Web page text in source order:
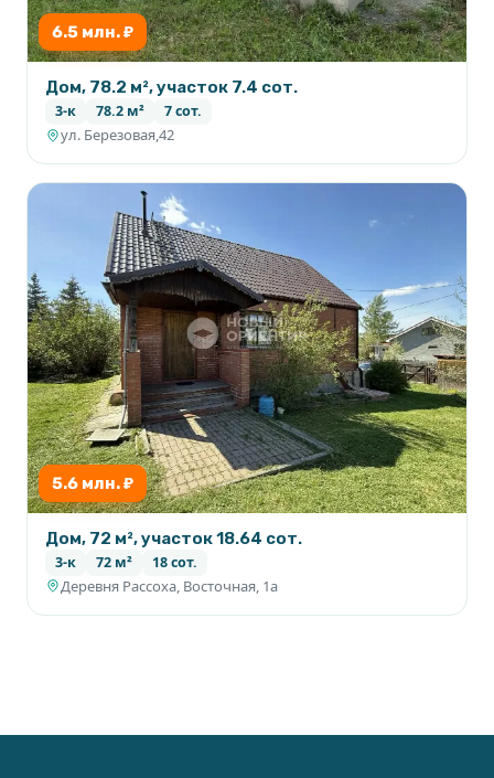
6.5 млн. ₽
Дом, 78.2 м², участок 7.4 сот.
3-к 78.2 м² 7 сот.
ул. Березовая,42
5.6 млн. ₽
Дом, 72 м², участок 18.64 сот.
3-к 72 м² 18 сот.
Деревня Рассоха, Восточная, 1а